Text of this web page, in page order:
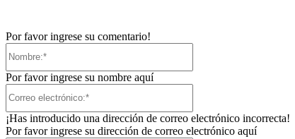
Por favor ingrese su comentario!
Por favor ingrese su nombre aquí
¡Has introducido una dirección de correo electrónico incorrecta!
Por favor ingrese su dirección de correo electrónico aquí